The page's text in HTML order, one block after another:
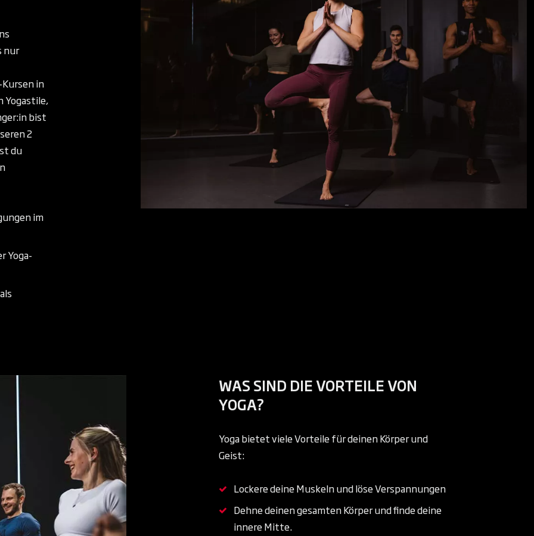
nur
in
Yogastile,
bist
2
du
im
Yoga-
WAS SIND DIE VORTEILE VON
YOGA?
Yoga bietet viele Vorteile für deinen Körper und
Geist:
Lockere deine Muskeln und löse Verspannungen
Dehne deinen gesamten Körper und finde deine
innere Mitte.